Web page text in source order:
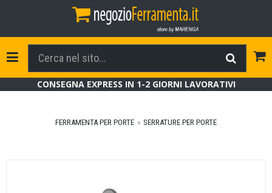
Toggle Navigation
CONSEGNA EXPRESS IN 1-2 GIORNI LAVORATIVI
FERRAMENTA PER PORTE SERRATURE PER PORTE